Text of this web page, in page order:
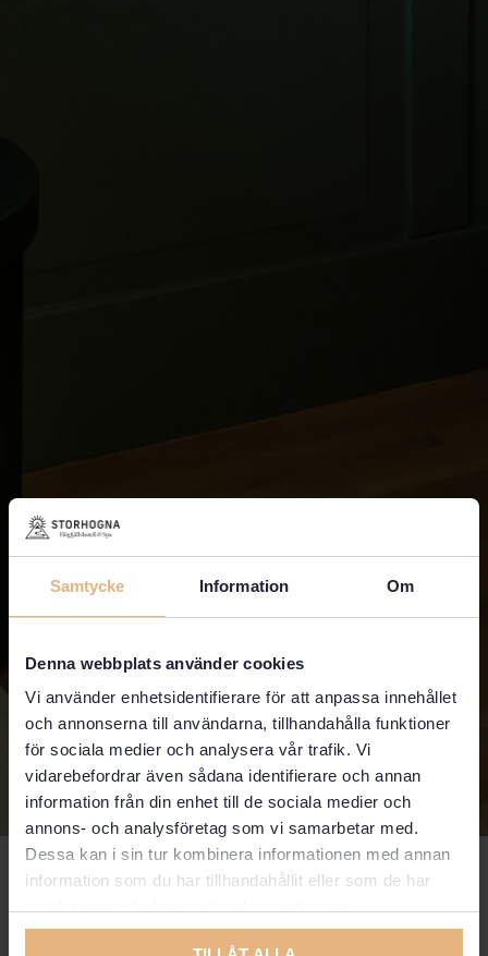
Samtycke Information Om
Denna webbplats använder cookies
Vi använder enhetsidentifierare för att anpassa innehållet
och annonserna till användarna, tillhandahålla funktioner
för sociala medier och analysera vår trafik. Vi
vidarebefordrar även sådana identifierare och annan
information från din enhet till de sociala medier och
annons- och analysföretag som vi samarbetar med.
Dessa kan i sin tur kombinera informationen med annan
information som du har tillhandahållit eller som de har
Boende med frukost
Unna dig fjällens lugn och äventyr, välj vårt